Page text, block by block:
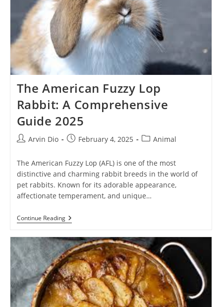
The American Fuzzy Lop
Rabbit: A Comprehensive
Guide 2025
PostArvin Dio
PostFebruary 4, 2025
PostAnimal
The American Fuzzy Lop (AFL) is one of the most
distinctive and charming rabbit breeds in the world of
pet rabbits. Known for its adorable appearance,
affectionate temperament, and unique…
Continue ReadingThe
American
Lop
Rabbit:
A
Comprehensive
Guide
2025